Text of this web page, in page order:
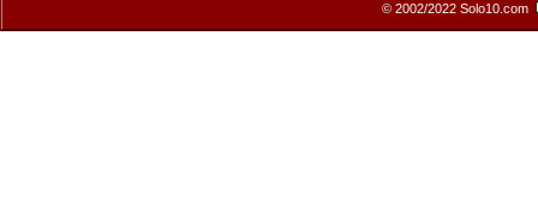
© 2002/2022 Solo10.com